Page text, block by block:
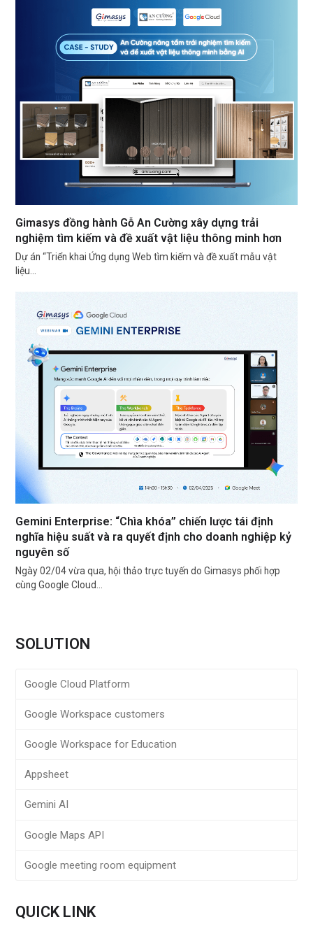
Gimasys đồng hành Gỗ An Cường xây dựng trải
nghiệm tìm kiếm và đề xuất vật liệu thông minh hơn
Dự án “Triển khai Ứng dụng Web tìm kiếm và đề xuất mẫu vật
liệu…
Gemini Enterprise: “Chìa khóa” chiến lược tái định
nghĩa hiệu suất và ra quyết định cho doanh nghiệp kỷ
nguyên số
Ngày 02/04 vừa qua, hội thảo trực tuyến do Gimasys phối hợp
cùng Google Cloud…
SOLUTION
Google Cloud Platform
Google Workspace customers
Google Workspace for Education
Appsheet
Gemini AI
Google Maps API
Google meeting room equipment
QUICK LINK